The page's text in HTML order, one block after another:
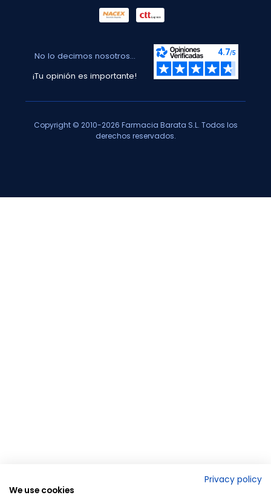
No lo decimos nosotros...
¡Tu opinión es importante!
Copyright © 2010-2026 Farmacia Barata S.L. Todos los
derechos reservados.
Privacy policy
We use cookies